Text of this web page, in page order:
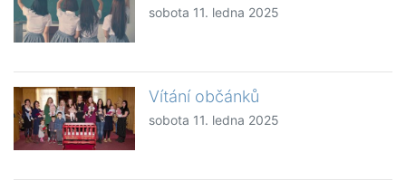
sobota 11. ledna 2025
Vítání občánků
sobota 11. ledna 2025